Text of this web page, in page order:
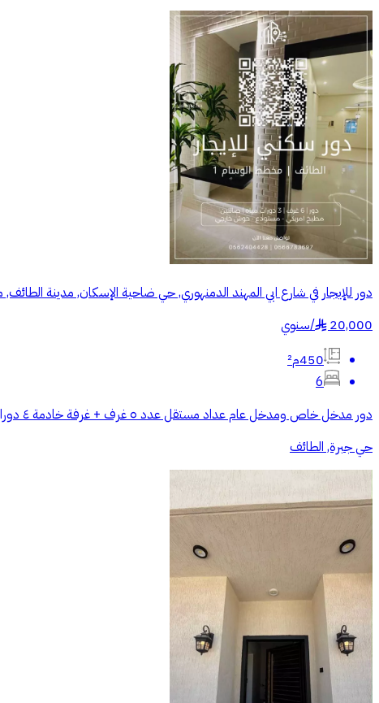
دور للإيجار في شارع ابي المهند الدمنهوري, حي ضاحية الإسكان, مدينة
20,000
§
/سنوي
450م²
6
دور مدخل خاص ومدخل عام عداد مستقل عدد ٥ غرف + غرفة خادمة ٤ دورات مياه تشطيب فاخر قريب من الروضة الجديده
حي جبرة, الطائف